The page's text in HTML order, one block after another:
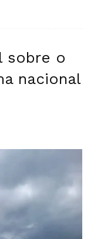
sobre o
nacional